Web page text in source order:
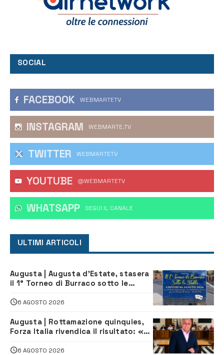
SOCIAL
FACEBOOK WEBMARTETV
INSTAGRAM WEBMARTE.TV
TWITTER WEBMARTETV
YOUTUBE @WEBMARTETV
WHATSAPP ‎SEGUI IL CANALE
ULTIMI ARTICOLI
Augusta | Augusta d’Estate, stasera
il 1° Torneo di Burraco sotto le
6 AGOSTO 2026
Augusta | Rottamazione quinquies,
Forza Italia rivendica il risultato: «La
6 AGOSTO 2026